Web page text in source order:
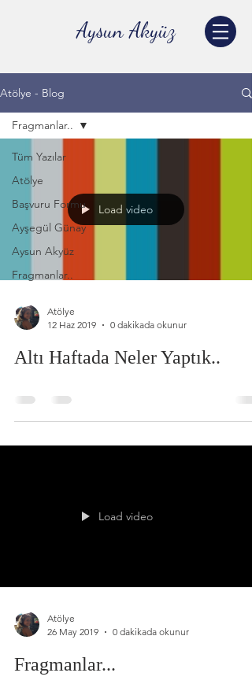
Aysun Akyüz
Atölye - Blog
Tüm Yazılar
Atölye
Başvuru Formu
Ayşegül Günay
Aysun Akyüz
Fragmanlar..
Fragmanlar..
Load video
Atölye
12 Haz 2019
0 dakikada okunur
Altı Haftada Neler Yaptık..
Load video
Atölye
26 May 2019
0 dakikada okunur
Fragmanlar...